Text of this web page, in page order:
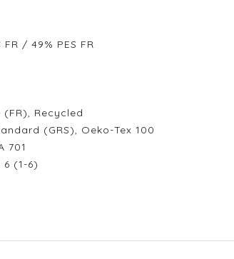
FR / 49% PES FR
Recycled
(GRS), Oeko-Tex 100
701
6 (1-6)